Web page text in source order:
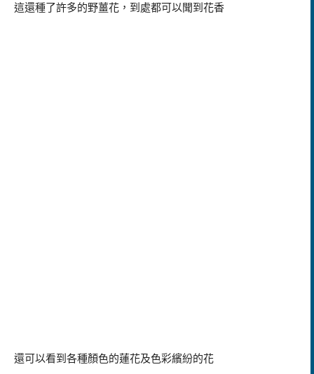
這還種了許多的野薑花，到處都可以聞到花香
還可以看到各種顏色的蓮花及色彩繽紛的花